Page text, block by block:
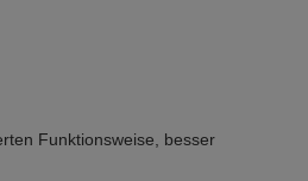
Funktionsweise, besser